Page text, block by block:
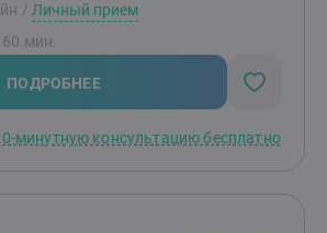
/ Личный прием
мин.
ПОДРОБНЕЕ
минутную консультацию бесплатно